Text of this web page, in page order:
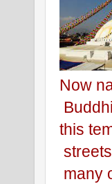
Now
this
many